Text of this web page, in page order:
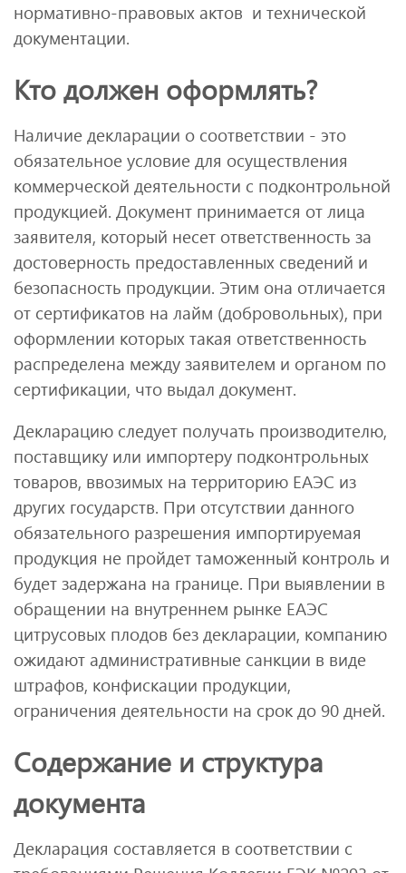
нормативно-правовых актов и технической
документации.
Кто должен оформлять?
Наличие декларации о соответствии - это
обязательное условие для осуществления
коммерческой деятельности с подконтрольной
продукцией. Документ принимается от лица
заявителя, который несет ответственность за
достоверность предоставленных сведений и
безопасность продукции. Этим она отличается
от сертификатов на лайм (добровольных), при
оформлении которых такая ответственность
распределена между заявителем и органом по
сертификации, что выдал документ.
Декларацию следует получать производителю,
поставщику или импортеру подконтрольных
товаров, ввозимых на территорию ЕАЭС из
других государств. При отсутствии данного
обязательного разрешения импортируемая
продукция не пройдет таможенный контроль и
будет задержана на границе. При выявлении в
обращении на внутреннем рынке ЕАЭС
цитрусовых плодов без декларации, компанию
ожидают административные санкции в виде
штрафов, конфискации продукции,
ограничения деятельности на срок до 90 дней.
Содержание и структура
документа
Декларация составляется в соответствии с